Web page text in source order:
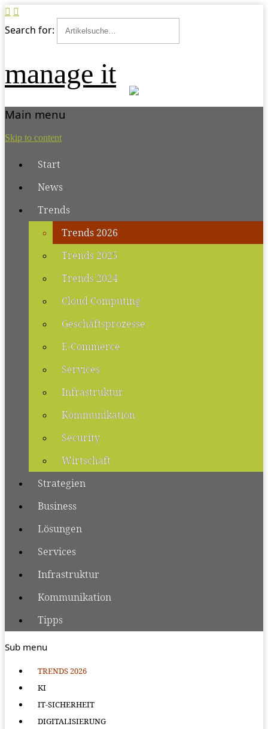
Search for:
manage it
Main menu
Skip to content
Start
News
Trends
Trends 2026
Trends 2025
Trends 2024
Cloud Computing
Geschäftsprozesse
E-Commerce
Services
Infrastruktur
Kommunikation
Security
Wirtschaft
Strategien
Business
Lösungen
Services
Infrastruktur
Kommunikation
Tipps
Sub menu
TRENDS 2026
KI
IT-SICHERHEIT
DIGITALISIERUNG